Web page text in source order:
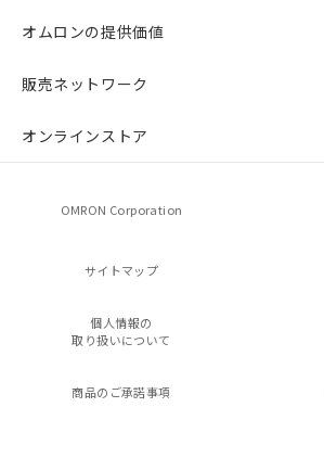
オムロンの提供価値
販売ネットワーク
オンラインストア
OMRON Corporation
サイトマップ
個人情報の
取り扱いについて
商品のご承諾事項